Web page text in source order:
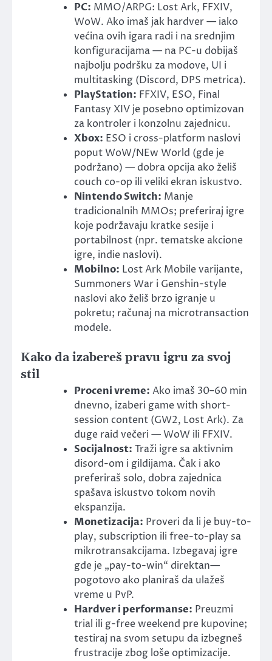
PC: MMO/ARPG: Lost Ark, FFXIV,
WoW. Ako imaš jak hardver — iako
većina ovih igara radi i na srednjim
konfiguracijama — na PC-u dobijaš
najbolju podršku za modove, UI i
multitasking (Discord, DPS metrica).
PlayStation: FFXIV, ESO, Final
Fantasy XIV je posebno optimizovan
za kontroler i konzolnu zajednicu.
Xbox: ESO i cross-platform naslovi
poput WoW/NEw World (gde je
podržano) — dobra opcija ako želiš
couch co-op ili veliki ekran iskustvo.
Nintendo Switch: Manje
tradicionalnih MMOs; preferiraj igre
koje podržavaju kratke sesije i
portabilnost (npr. tematske akcione
igre, indie naslovi).
Mobilno: Lost Ark Mobile varijante,
Summoners War i Genshin-style
naslovi ako želiš brzo igranje u
pokretu; računaj na microtransaction
modele.
Kako da izabereš pravu igru za svoj
stil
Proceni vreme: Ako imaš 30–60 min
dnevno, izaberi game with short-
session content (GW2, Lost Ark). Za
duge raid večeri — WoW ili FFXIV.
Socijalnost: Traži igre sa aktivnim
disord-om i gildijama. Čak i ako
preferiraš solo, dobra zajednica
spašava iskustvo tokom novih
ekspanzija.
Monetizacija: Proveri da li je buy-to-
play, subscription ili free-to-play sa
mikrotransakcijama. Izbegavaj igre
gde je „pay-to-win“ direktan—
pogotovo ako planiraš da ulažeš
vreme u PvP.
Hardver i performanse: Preuzmi
trial ili g-free weekend pre kupovine;
testiraj na svom setupu da izbegneš
frustracije zbog loše optimizacije.